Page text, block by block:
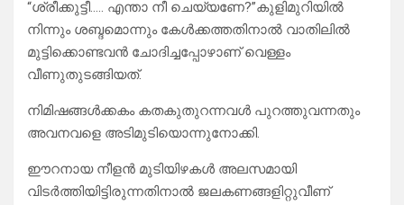
“ശ്രീക്കുട്ടീ….. എന്താ നീ ചെയ്യണേ?”കുളിമുറിയിൽ
നിന്നും ശബ്ദമൊന്നും കേൾക്കത്തതിനാൽ വാതിലിൽ
മുട്ടിക്കൊണ്ടവൻ ചോദിച്ചപ്പോഴാണ് വെള്ളം
വീണുതുടങ്ങിയത്.
നിമിഷങ്ങൾക്കകം കതകുതുറന്നവൾ പുറത്തുവന്നതും
അവനവളെ അടിമുടിയൊന്നുനോക്കി.
ഈറനായ നീളൻ മുടിയിഴകൾ അലസമായി
വിടർത്തിയിട്ടിരുന്നതിനാൽ ജലകണങ്ങളിറ്റുവീണ്